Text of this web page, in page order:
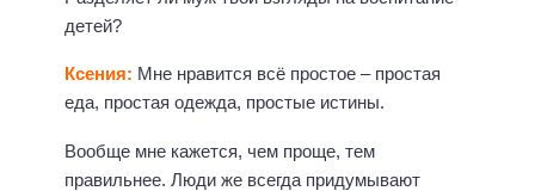
детей?
Ксения: Мне нравится всё простое – простая
еда, простая одежда, простые истины.
Вообще мне кажется, чем проще, тем
правильнее. Люди же всегда придумывают